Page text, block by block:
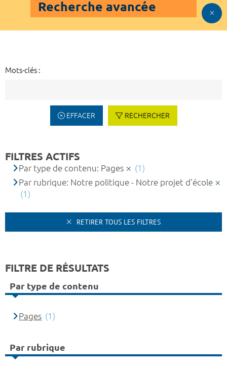
Recherche avancée
Mots-clés :
EFFACER RECHERCHER
FILTRES ACTIFS
Par type de contenu: Pages
(1)
Par rubrique: Notre politique - Notre projet d'école
(1)
RETIRER TOUS LES FILTRES
FILTRE DE RÉSULTATS
Par type de contenu
Pages (1)
Par rubrique